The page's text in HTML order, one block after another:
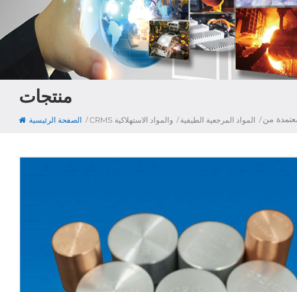
منتجات
الصفحة الرئيسية / CRMS والمواد الاستهلاكية / المواد المرجعية الطيفية /